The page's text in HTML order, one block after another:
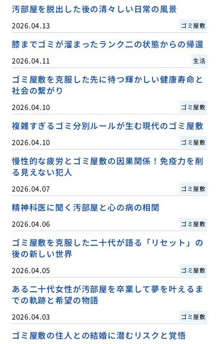
汚部屋を脱出した後の清々しい日常の風景
2026.04.13 ゴミ屋敷
膝までゴミが溜まったランク二の状態からの帰還
2026.04.11 生活
ゴミ屋敷を克服した先に待つ輝かしい健康寿命と
社会の繋がり
2026.04.10 ゴミ屋敷
複雑すぎるゴミ分別ルールが生む現代のゴミ屋敷
2026.04.10 ゴミ屋敷
慢性的な疲労とゴミ屋敷の因果関係！免疫力を削
る見えない犯人
2026.04.07 ゴミ屋敷
精神科医に聞く汚部屋と心の病の相関
2026.04.06 ゴミ屋敷
ゴミ屋敷を克服した二十代が語る「リセット」の
後の新しい世界
2026.04.05 ゴミ屋敷
ある二十代女性が汚部屋を卒業して夢を叶えるま
での軌跡と希望の物語
2026.04.03 ゴミ屋敷
ゴミ屋敷の住人との結婚に潜むリスクと覚悟